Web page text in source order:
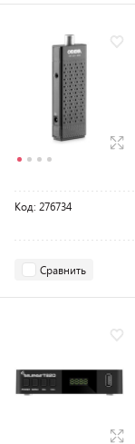
Код: 276734
Сравнить